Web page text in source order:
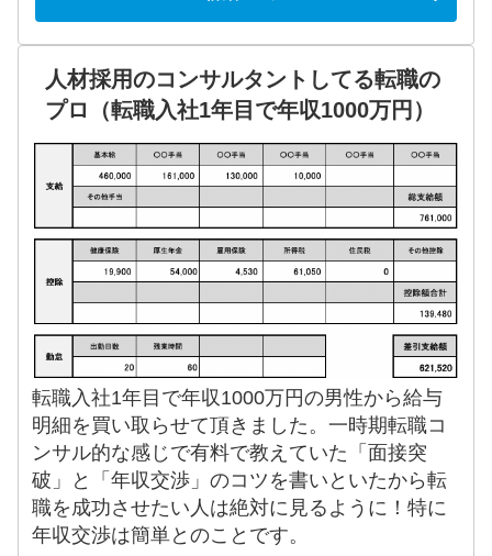
人材採用のコンサルタントしてる転職の
プロ（転職入社1年目で年収1000万円）
転職入社1年目で年収1000万円の男性から給与
明細を買い取らせて頂きました。一時期転職コ
ンサル的な感じで有料で教えていた「面接突
破」と「年収交渉」のコツを書いといたから転
職を成功させたい人は絶対に見るように！特に
年収交渉は簡単とのことです。